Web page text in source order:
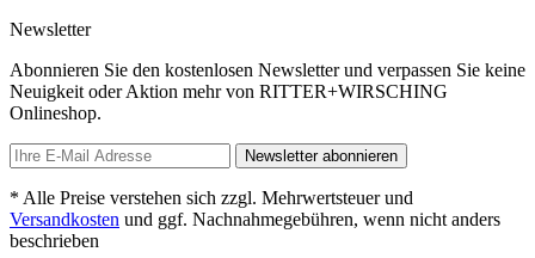
Newsletter
Abonnieren Sie den kostenlosen Newsletter und verpassen Sie keine
Neuigkeit oder Aktion mehr von RITTER+WIRSCHING
Onlineshop.
Newsletter abonnieren
* Alle Preise verstehen sich zzgl. Mehrwertsteuer und
Versandkosten und ggf. Nachnahmegebühren, wenn nicht anders
beschrieben